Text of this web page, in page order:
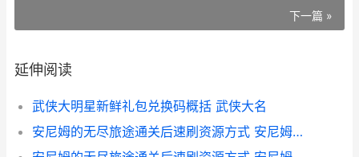
下一篇 »
延伸阅读
武侠大明星新鲜礼包兑换码概括 武侠大名
安尼姆的无尽旅途通关后速刷资源方式 安尼姆的无尽旅途内置菜单